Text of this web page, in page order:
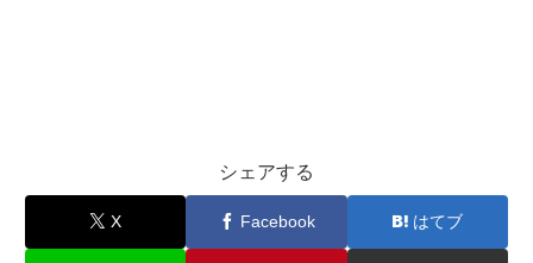
シェアする
X Facebook はてブ